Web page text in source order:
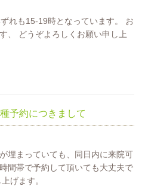
れも15-19時となっています。 お
、 どうぞよろしくお願い申し上
予約につきまして
埋まっていても、同日内に来院可
間帯で予約して頂いても大丈夫で
げます。